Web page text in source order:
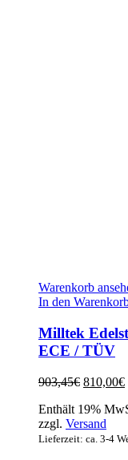
Warenkorb
In den
Milltek
ECE / TÜV
903,45€
war:
903,45€
810,00€
Enthält 19%
zzgl. Versand
Lieferzeit: ca. 3-4